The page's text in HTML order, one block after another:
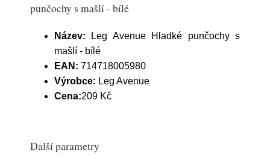
punčochy s mašlí - bílé
Název: Leg Avenue Hladké punčochy s
mašlí - bílé
EAN: 714718005980
Výrobce: Leg Avenue
Cena:209 Kč
Další parametry